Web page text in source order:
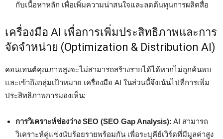
กับเนื้อหาหลัก เพื่อเพิ่มความน่าสนใจและลดต้นทุนการผลิตสื่อ
เครื่องมือ AI เพื่อการเพิ่มประสิทธิภาพและการ
จัดจำหน่าย (Optimization & Distribution AI)
คอนเทนต์คุณภาพสูงจะไม่สามารถสร้างรายได้ได้หากไม่ถูกค้นพบ
และเข้าถึงกลุ่มเป้าหมาย เครื่องมือ AI ในส่วนนี้จึงเน้นไปที่การเพิ่ม
ประสิทธิภาพการมองเห็น:
การวิเคราะห์ช่องว่าง SEO (SEO Gap Analysis): AI สามารถ
วิเคราะห์คู่แข่งนับร้อยรายพร้อมกัน เพื่อระบุคีย์เวิร์ดที่มีมูลค่าสูง